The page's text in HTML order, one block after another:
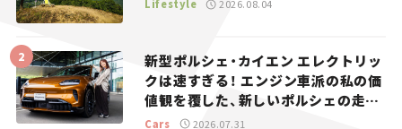
Lifestyle 2026.08.04
新型ポルシェ・カイエン エレクトリッ
クは速すぎる！ エンジン車派の私の価
値観を覆した、新しいポルシェの走
り。
Cars 2026.07.31